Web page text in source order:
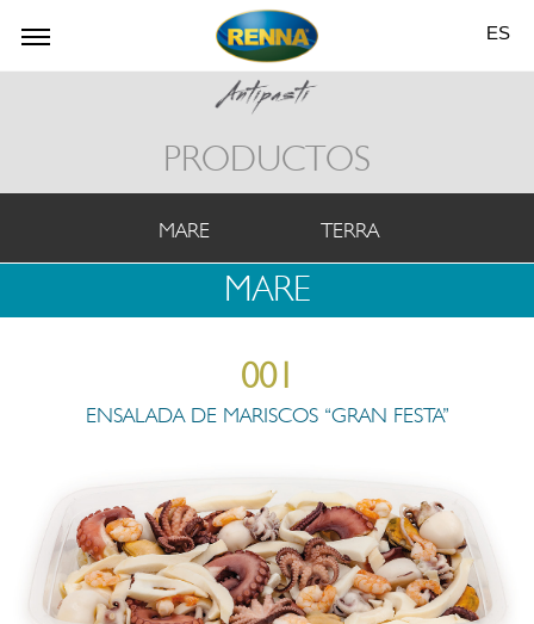
ES
PRODUCTOS
MARE TERRA
MARE
001
ENSALADA DE MARISCOS “GRAN FESTA”